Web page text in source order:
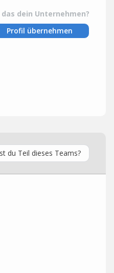
dein Unternehmen?
Profil übernehmen
du Teil dieses Teams?